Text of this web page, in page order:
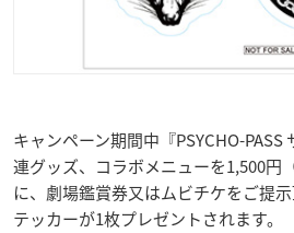
キャンペーン期間中『PSYCHO-
連グッズ、コラボメニューを1,500円
に、劇場鑑賞券又はムビチケをご提
テッカーが1枚プレゼントされます。